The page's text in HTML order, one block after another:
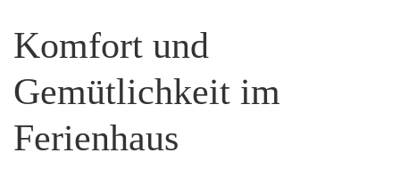
Komfort und
Gemütlichkeit im
Ferienhaus